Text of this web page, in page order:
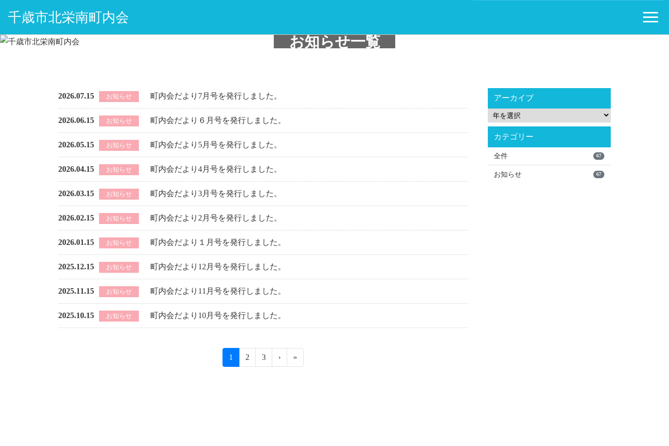
千歳市北栄南町内会
お知らせ一覧
2026.07.15 お知らせ 町内会だより7月号を発行しました。
2026.06.15 お知らせ 町内会だより６月号を発行しました。
2026.05.15 お知らせ 町内会だより5月号を発行しました。
2026.04.15 お知らせ 町内会だより4月号を発行しました。
2026.03.15 お知らせ 町内会だより3月号を発行しました。
2026.02.15 お知らせ 町内会だより2月号を発行しました。
2026.01.15 お知らせ 町内会だより１月号を発行しました。
2025.12.15 お知らせ 町内会だより12月号を発行しました。
2025.11.15 お知らせ 町内会だより11月号を発行しました。
2025.10.15 お知らせ 町内会だより10月号を発行しました。
1 2 3 › »
アーカイブ
カテゴリー
全件 67
お知らせ 67